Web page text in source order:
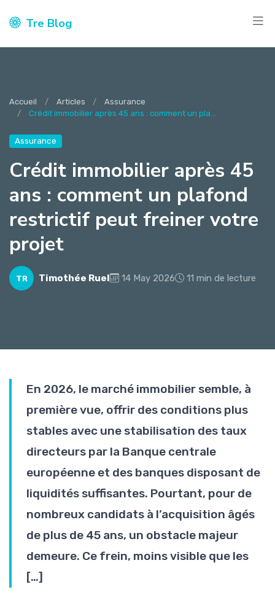
Tre Blog
Accueil Articles
Assurance
Crédit immobilier après 45 ans : comment un pla...
Assurance
Crédit immobilier après 45
ans : comment un plafond
restrictif peut freiner votre
projet
TR Timothée Ruel 14 May 2026 11 min de lecture
En 2026, le marché immobilier semble, à
première vue, offrir des conditions plus
stables avec une stabilisation des taux
directeurs par la Banque centrale
européenne et des banques disposant de
liquidités suffisantes. Pourtant, pour de
nombreux candidats à l’acquisition âgés
de plus de 45 ans, un obstacle majeur
demeure. Ce frein, moins visible que les
[…]